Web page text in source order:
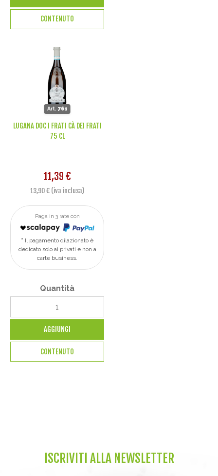
CONTENUTO
Art. 761
LUGANA DOC I FRATI CÀ DEI FRATI
75 CL
11,39 €
13,90 € (iva inclusa)
Paga in 3 rate con
Il pagamento dilazionato è
dedicato solo ai privati e non a
carte business.
Quantità
AGGIUNGI
CONTENUTO
ISCRIVITI ALLA NEWSLETTER